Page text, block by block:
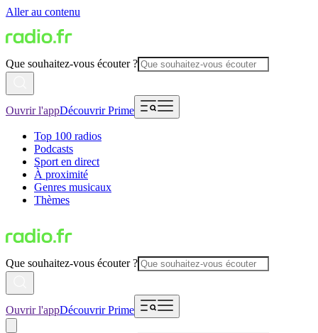
Aller au contenu
Que souhaitez-vous écouter ?
Ouvrir l'appDécouvrir Prime
Top 100 radios
Podcasts
Sport en direct
À proximité
Genres musicaux
Thèmes
Que souhaitez-vous écouter ?
Ouvrir l'appDécouvrir Prime